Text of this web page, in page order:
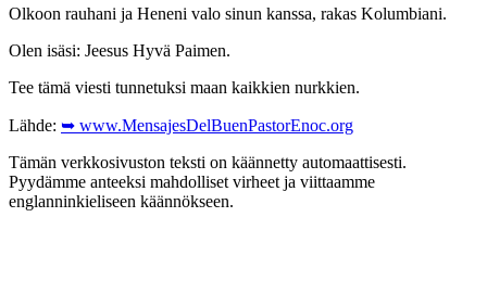
Olkoon rauhani ja Heneni valo sinun kanssa, rakas Kolumbiani.
Olen isäsi: Jeesus Hyvä Paimen.
Tee tämä viesti tunnetuksi maan kaikkien nurkkien.
Lähde: ➥ www.MensajesDelBuenPastorEnoc.org
Tämän verkkosivuston teksti on käännetty automaattisesti.
Pyydämme anteeksi mahdolliset virheet ja viittaamme
englanninkieliseen käännökseen.